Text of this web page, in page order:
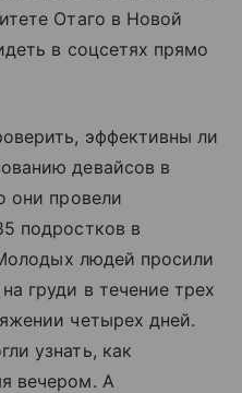
Отаго в Новой
в соцсетях прямо
эффективны ли
девайсов в
они провели
подростков в
людей просили
груди в течение трех
четырех дней.
узнать, как
вечером. А